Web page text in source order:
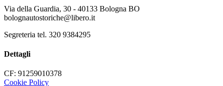
Via della Guardia, 30 - 40133 Bologna BO
bolognautostoriche@libero.it
Segreteria tel. 320 9384295
Dettagli
CF: 91259010378
Cookie Policy